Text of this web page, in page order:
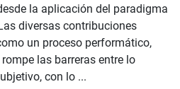
la aplicación del paradigma
diversas contribuciones
un proceso performático,
las barreras entre lo
con lo ...